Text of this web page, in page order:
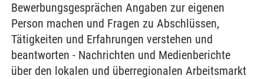
Bewerbungsgesprächen Angaben zur eigenen
Person machen und Fragen zu Abschlüssen,
Tätigkeiten und Erfahrungen verstehen und
beantworten - Nachrichten und Medienberichte
über den lokalen und überregionalen Arbeitsmarkt